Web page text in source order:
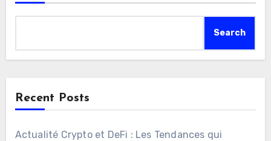
Search
Recent Posts
Actualité Crypto et DeFi : Les Tendances qui